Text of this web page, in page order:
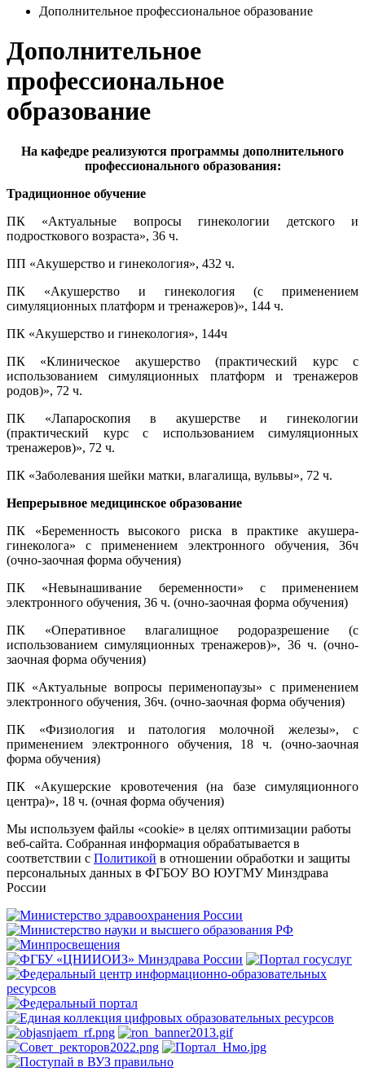
Дополнительное профессиональное образование
Дополнительное
профессиональное
образование
На кафедре реализуются программы дополнительного
профессионального образования:
Традиционное обучение
ПК «Актуальные вопросы гинекологии детского и
подросткового возраста», 36 ч.
ПП «Акушерство и гинекология», 432 ч.
ПК «Акушерство и гинекология (с применением
симуляционных платформ и тренажеров)», 144 ч.
ПК «Акушерство и гинекология», 144ч
ПК «Клиническое акушерство (практический курс с
использованием симуляционных платформ и тренажеров
родов)», 72 ч.
ПК «Лапароскопия в акушерстве и гинекологии
(практический курс с использованием симуляционных
тренажеров)», 72 ч.
ПК «Заболевания шейки матки, влагалища, вульвы», 72 ч.
Непрерывное медицинское образование
ПК «Беременность высокого риска в практике акушера-
гинеколога» с применением электронного обучения, 36ч
(очно-заочная форма обучения)
ПК «Невынашивание беременности» с применением
электронного обучения, 36 ч. (очно-заочная форма обучения)
ПК «Оперативное влагалищное родоразрешение (с
использованием симуляционных тренажеров)», 36 ч. (очно-
заочная форма обучения)
ПК «Актуальные вопросы перименопаузы» с применением
электронного обучения, 36ч. (очно-заочная форма обучения)
ПК «Физиология и патология молочной железы», с
применением электронного обучения, 18 ч. (очно-заочная
форма обучения)
ПК «Акушерские кровотечения (на базе симуляционного
центра)», 18 ч. (очная форма обучения)
Мы используем файлы «cookie» в целях оптимизации работы
веб-сайта. Собранная информация обрабатывается в
соответствии с Политикой в отношении обработки и защиты
персональных данных в ФГБОУ ВО ЮУГМУ Минздрава
России